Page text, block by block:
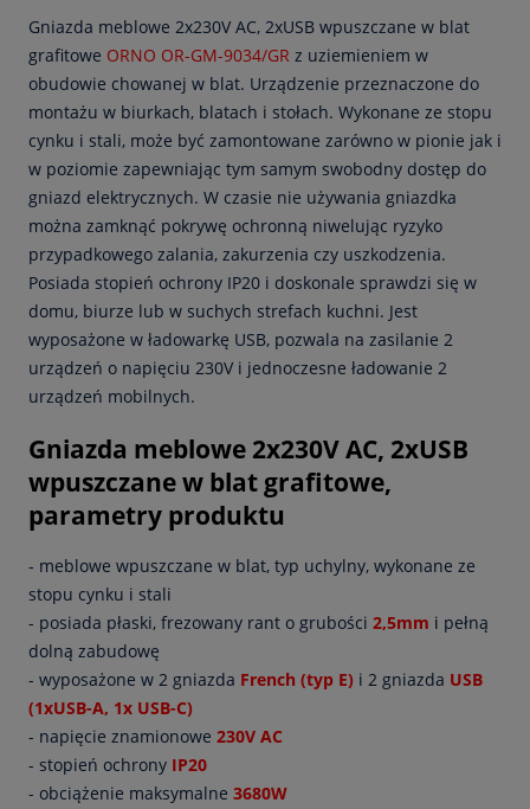
Gniazda meblowe 2x230V AC, 2xUSB wpuszczane w blat
grafitowe ORNO OR-GM-9034/GR z uziemieniem w
obudowie chowanej w blat. Urządzenie przeznaczone do
montażu w biurkach, blatach i stołach. Wykonane ze stopu
cynku i stali, może być zamontowane zarówno w pionie jak i
w poziomie zapewniając tym samym swobodny dostęp do
gniazd elektrycznych. W czasie nie używania gniazdka
można zamknąć pokrywę ochronną niwelując ryzyko
przypadkowego zalania, zakurzenia czy uszkodzenia.
Posiada stopień ochrony IP20 i doskonale sprawdzi się w
domu, biurze lub w suchych strefach kuchni. Jest
wyposażone w ładowarkę USB, pozwala na zasilanie 2
urządzeń o napięciu 230V i jednoczesne ładowanie 2
urządzeń mobilnych.
Gniazda meblowe 2x230V AC, 2xUSB
wpuszczane w blat grafitowe,
parametry produktu
- meblowe wpuszczane w blat, typ uchylny, wykonane ze
stopu cynku i stali
- posiada płaski, frezowany rant o grubości 2,5mm i pełną
dolną zabudowę
- wyposażone w 2 gniazda French (typ E) i 2 gniazda USB
(1xUSB-A, 1x USB-C)
- napięcie znamionowe 230V AC
- stopień ochrony IP20
- obciążenie maksymalne 3680W